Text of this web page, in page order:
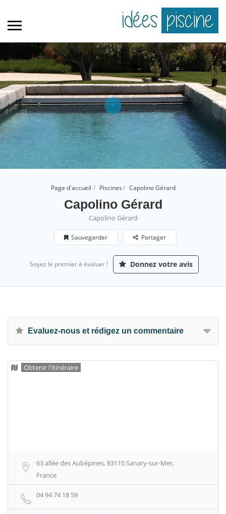
Page d'accueil Piscines Capolino Gérard
Capolino Gérard
Capolino Gérard
Sauvegarder Partager
Soyez le premier à évaluer ! Donnez votre avis
Evaluez-nous et rédigez un commentaire
Obtenir l'itinéraire
63 allée des Aubépines, 83110 Sanary-sur-Mer,
France
04 94 74 18 59